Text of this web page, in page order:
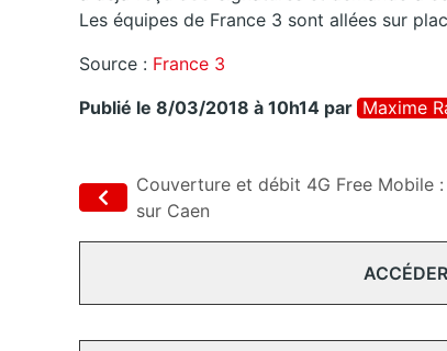
Les équipes de France 3 sont allées sur
Source : France 3
Publié le 8/03/2018 à 10h14 par Maxime
Couverture et débit 4G Free Mobile :
sur Caen